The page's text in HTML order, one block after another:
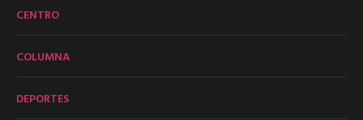
CENTRO
COLUMNA
DEPORTES